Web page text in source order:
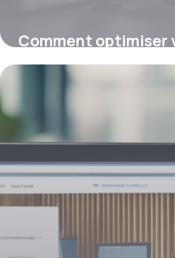
Comment
mots-clés en 2026
efficace
19 janvier 2026